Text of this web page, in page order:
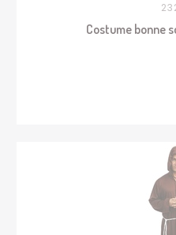
Costume bonne